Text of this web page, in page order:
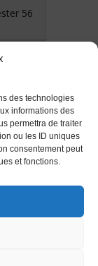
des technologies
informations des
permettra de traiter
ou les ID uniques
consentement peut
et fonctions.
56